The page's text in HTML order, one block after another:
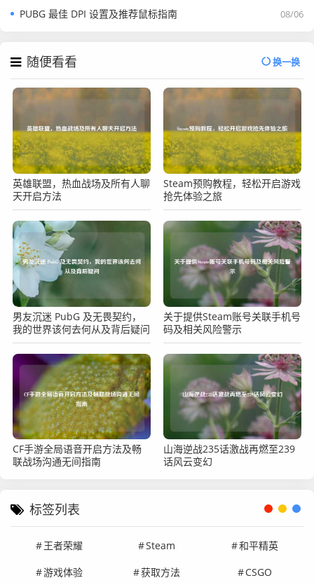
08/06
PUBG 最佳 DPI 设置及推荐鼠标指南
随便看看 换一换
英雄联盟，热血战场及所有人聊
天开启方法
Steam预购教程，轻松开启游戏
抢先体验之旅
男友沉迷 PubG 及无畏契约，
我的世界该何去何从及背后疑问
关于提供Steam账号关联手机号
码及相关风险警示
CF手游全局语音开启方法及畅
联战场沟通无间指南
山海逆战235话激战再燃至239
话风云变幻
标签列表
王者荣耀 Steam
和平精英
游戏体验
获取方法 CSGO